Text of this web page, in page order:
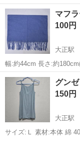
せ大阪 大阪市
マフ
100円
大正駅
幅:約44cm 長さ:約
レーヨ
大阪 大阪市 大
グン
150円
大正駅
サイズ:Ｌ 素材:本体 綿 40% ポリエステル 25%